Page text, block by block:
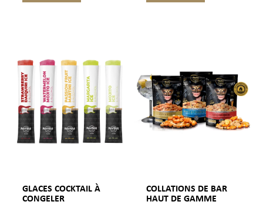
GLACES COCKTAIL À
CONGELER
COLLATIONS DE BAR
HAUT DE GAMME